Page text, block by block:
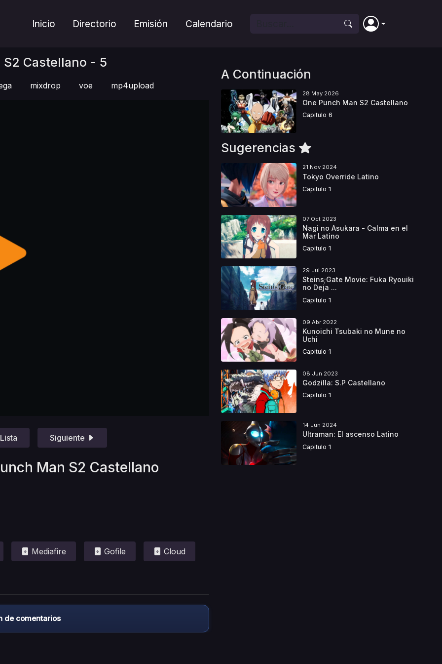
Inicio Directorio Emisión Calendario
Castellano - 5
mixdrop voe mp4upload
Lista Siguiente
Man S2 Castellano
Mediafire Gofile Cloud
de comentarios
A Continuación
28 May 2026
One Punch Man S2 Castellano
Capitulo 6
Sugerencias
21 Nov 2024
Tokyo Override Latino
Capitulo 1
07 Oct 2023
Nagi no Asukara - Calma en el
Mar Latino
Capitulo 1
29 Jul 2023
Steins;Gate Movie: Fuka Ryouiki
no Deja ...
Capitulo 1
09 Abr 2022
Kunoichi Tsubaki no Mune no
Uchi
Capitulo 1
08 Jun 2023
Godzilla: S.P Castellano
Capitulo 1
14 Jun 2024
Ultraman: El ascenso Latino
Capitulo 1